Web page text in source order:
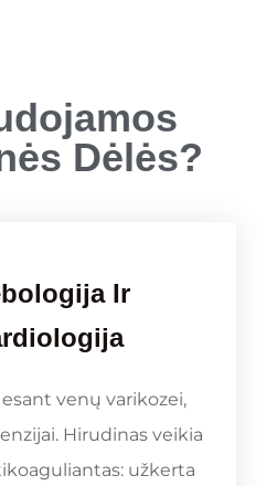
Dėlės?
Ir
venų varikozei,
Hirudinas veikia
užkerta